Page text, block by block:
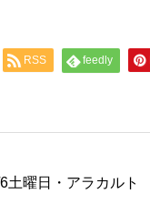
RSS feedly
土曜日・アラカルト